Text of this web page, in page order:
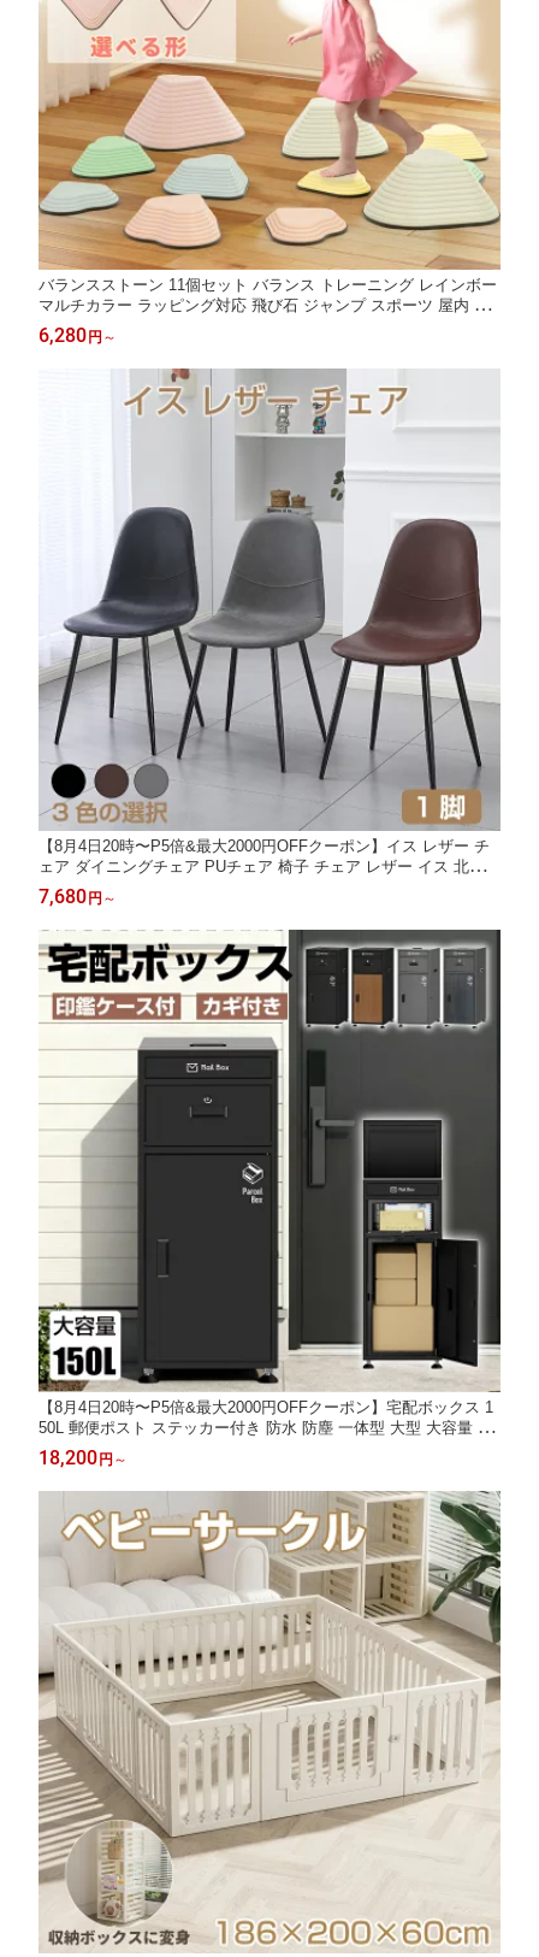
バランスストーン 11個セット バランス トレーニング レインボー
マルチカラー ラッピング対応 飛び石 ジャンプ スポーツ 屋内 室
内 アスレチック おもちゃ バランス感覚 柔軟 体幹トレーニング
運動不足 こどもの日
6,280円 ～
【8月4日20時〜P5倍&最大2000円OFFクーポン】イス レザー チ
ェア ダイニングチェア PUチェア 椅子 チェア レザー イス 北欧
食卓椅子 リビングチェア シェルチェア 事務椅子 ブラック グレー
ブラウン おしゃれ
7,680円 ～
【8月4日20時〜P5倍&最大2000円OFFクーポン】宅配ボックス 1
50L 郵便ポスト ステッカー付き 防水 防塵 一体型 大型 大容量 置
き型 組み立て不要 盗難防止 鍵付き 3つの投函口 複数投函可能 荷
物受け 一戸建て用 屋外 北欧 宅配BOX 宅配ポスト 一年保証
18,200円 ～